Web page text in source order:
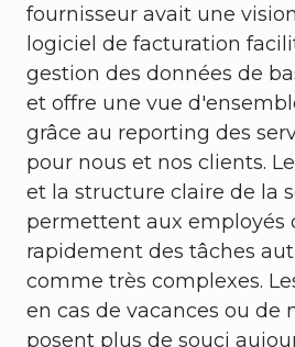
fournisseur avait une
logiciel de facturation
gestion des données de
et offre une vue
grâce au reporting des
pour nous et nos clients.
et la structure claire de la
permettent aux employés
rapidement des tâches
comme très complexes.
en cas de vacances ou de
posent plus de souci